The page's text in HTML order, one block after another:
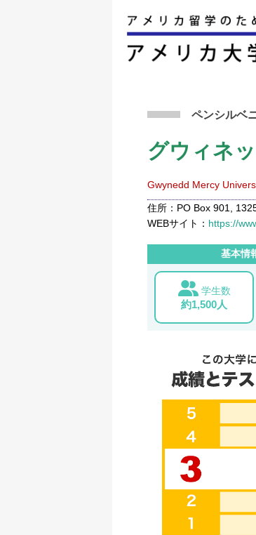
ペンシル
グウィネ
Gwynedd Mercy
住所：PO Box 901,
WEBサイト： https://
基本情
学生数
約1,500人